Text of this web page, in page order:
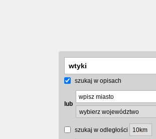
szukaj w opisach
lub
szukaj w odległości